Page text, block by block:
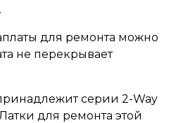
для ремонта можно
не перекрывает
серии 2-Way
для ремонта этой